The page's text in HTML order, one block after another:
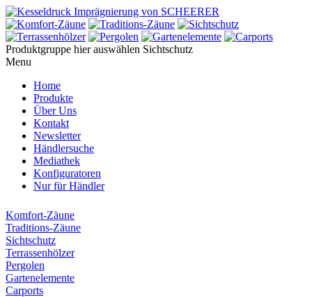
Produktgruppe hier auswählen Sichtschutz
Menu
Home
Produkte
Über Uns
Kontakt
Newsletter
Händlersuche
Mediathek
Konfiguratoren
Nur für Händler
Komfort-Zäune
Traditions-Zäune
Sichtschutz
Terrassenhölzer
Pergolen
Gartenelemente
Carports